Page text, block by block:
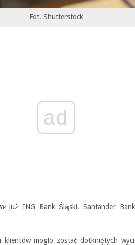
Fot. Shutterstock
ad
już ING Bank Śląski, Santander
klientów mogło zostać dotkniętych